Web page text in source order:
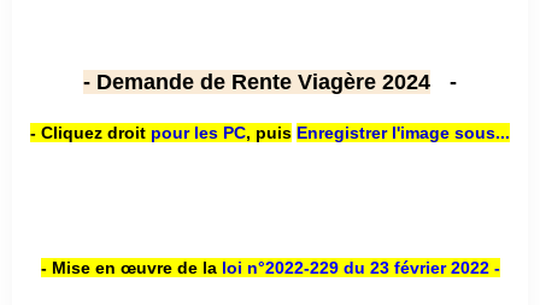
- Demande de Rente Viagère 2024 -
- Cliquez droit pour les PC, puis Enregistrer l'image sous...
- Mise en œuvre de la loi n°2022-229 du 23 février 2022 -